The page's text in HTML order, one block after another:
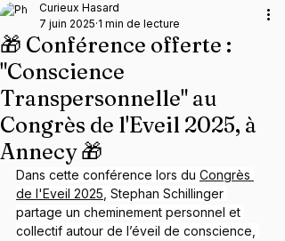
🎁 Conférence offerte :
"Conscience
Transpersonnelle" au
Congrès de l'Eveil 2025, à
Annecy 🎁
Curieux Hasard
7 juin 2025 1 min de lecture
Dans cette conférence lors du Congrès
de l'Eveil 2025, Stephan Schillinger
partage un cheminement personnel et
collectif autour de l’éveil de conscience,